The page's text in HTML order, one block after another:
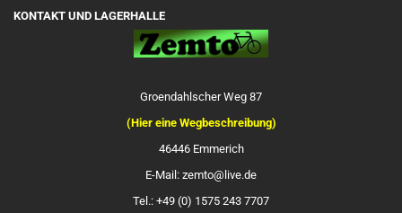
KONTAKT UND LAGERHALLE
Groendahlscher Weg 87
(Hier eine Wegbeschreibung)
46446 Emmerich
E-Mail: zemto@live.de
Tel.: +49 (0) 1575 243 7707